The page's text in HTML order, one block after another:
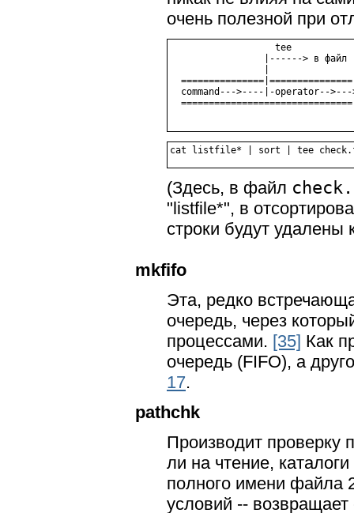
очень полезной при
                   tee
                 |------> в файл
  ===============|===============
command--->----|-operator--
  ===============================
(Здесь, в файл
"listfile*", в
строки будут
mkfifo
Эта, редко
очередь, через
процессами. [35] Как
очередь (FIFO), а
17.
pathchk
Производит проверку
ли на чтение,
полного имени файла
условий --